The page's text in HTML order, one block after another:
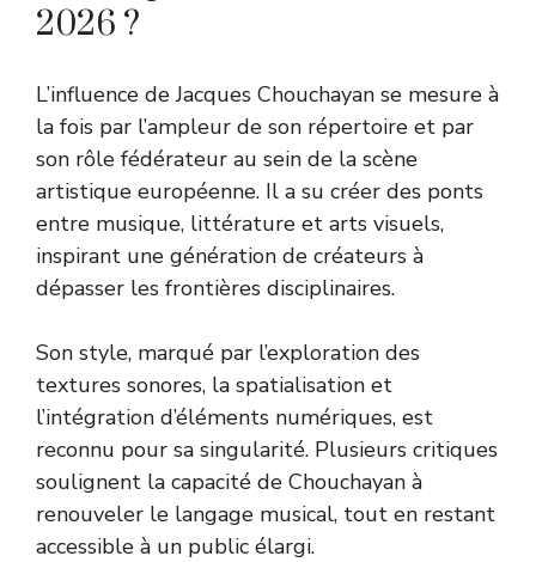
2026 ?
L’influence de Jacques Chouchayan se mesure à
la fois par l’ampleur de son répertoire et par
son rôle fédérateur au sein de la scène
artistique européenne. Il a su créer des ponts
entre musique, littérature et arts visuels,
inspirant une génération de créateurs à
dépasser les frontières disciplinaires.
Son style, marqué par l’exploration des
textures sonores, la spatialisation et
l’intégration d’éléments numériques, est
reconnu pour sa singularité. Plusieurs critiques
soulignent la capacité de Chouchayan à
renouveler le langage musical, tout en restant
accessible à un public élargi.